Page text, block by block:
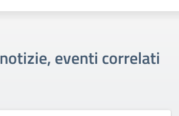
eventi correlati